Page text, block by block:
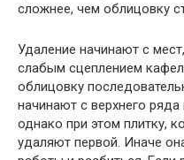
сложнее, чем облицовку
Удаление начинают с
слабым сцеплением
облицовку
начинают с верхнего
однако при этом плитку,
удаляют первой. Иначе